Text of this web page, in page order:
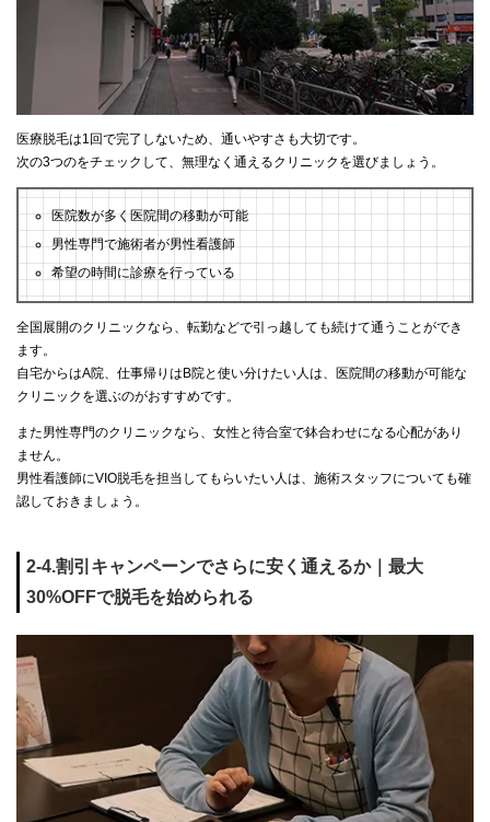
医療脱毛は1回で完了しないため、通いやすさも大切です。
次の3つのをチェックして、無理なく通えるクリニックを選びましょう。
医院数が多く医院間の移動が可能
男性専門で施術者が男性看護師
希望の時間に診療を行っている
全国展開のクリニックなら、転勤などで引っ越しても続けて通うことができ
ます。
自宅からはA院、仕事帰りはB院と使い分けたい人は、医院間の移動が可能な
クリニックを選ぶのがおすすめです。
また男性専門のクリニックなら、女性と待合室で鉢合わせになる心配があり
ません。
男性看護師にVIO脱毛を担当してもらいたい人は、施術スタッフについても確
認しておきましょう。
2-4.割引キャンペーンでさらに安く通えるか｜最大
30%OFFで脱毛を始められる